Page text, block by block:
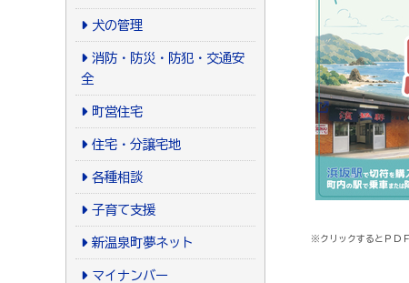
犬の管理
消防・防災・防犯・交通安
全
町営住宅
住宅・分譲宅地
各種相談
子育て支援
新温泉町夢ネット
マイナンバー
※クリックするとＰＤ